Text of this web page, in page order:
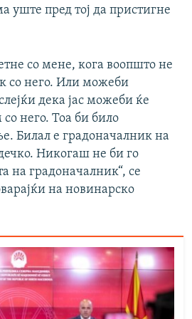
уште пред тој да пристигне
со мене, кога воопшто не
со него. Или можеби
дека јас можеби ќе
него. Тоа би било
Билал е градоначалник на
Никогаш не би го
на градоначалник“, се
на новинарско